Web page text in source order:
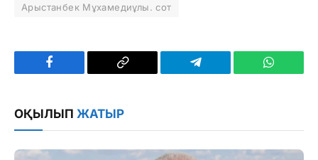
Арыстанбек Мұхамедиұлы. сот
Facebook
Copy
Telegram
ОҚЫЛЫП ЖАТЫР